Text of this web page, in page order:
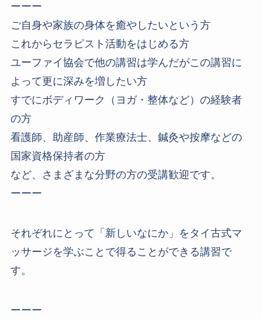
ーーー
ご自身や家族の身体を癒やしたいという方
これからセラピスト活動をはじめる方
ユーファイ協会で他の講習は学んだがこの講習に
よって更に深みを増したい方
すでにボディワーク（ヨガ・整体など）の経験者
の方
看護師、助産師、作業療法士、鍼灸や按摩などの
国家資格保持者の方
など、さまざまな分野の方の受講歓迎です。
ーーー
それぞれにとって「新しいなにか」をタイ古式マ
ッサージを学ぶことで得ることができる講習で
す。
ーーー